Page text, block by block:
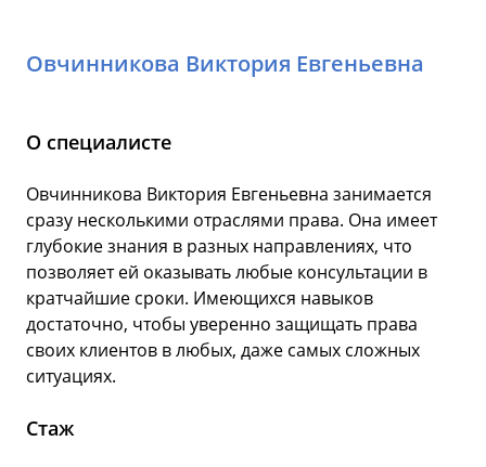
Овчинникова Виктория Евгеньевна
О специалисте
Овчинникова Виктория Евгеньевна занимается
сразу несколькими отраслями права. Она имеет
глубокие знания в разных направлениях, что
позволяет ей оказывать любые консультации в
кратчайшие сроки. Имеющихся навыков
достаточно, чтобы уверенно защищать права
своих клиентов в любых, даже самых сложных
ситуациях.
Стаж